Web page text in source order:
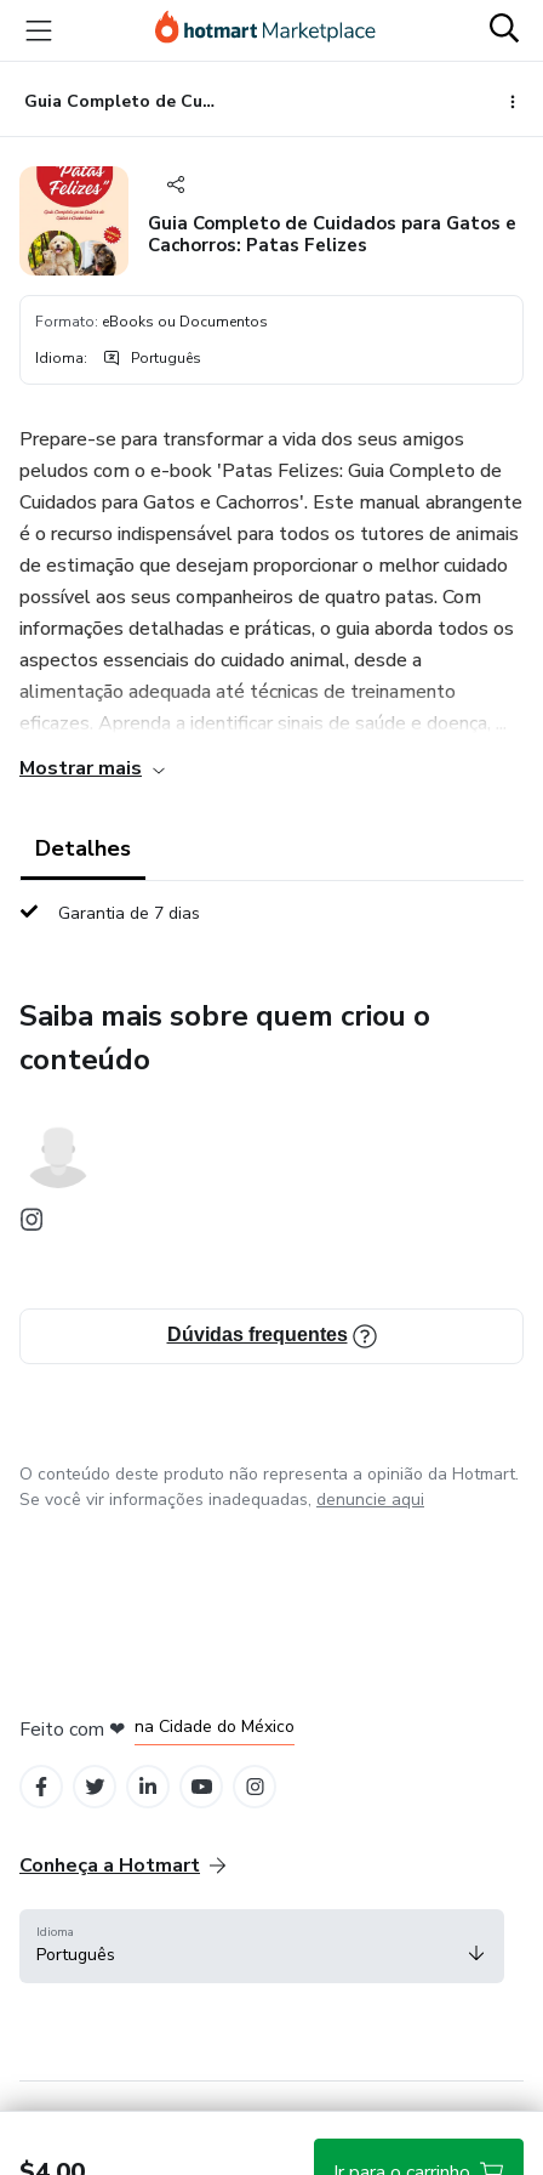
para
conteúdo
principal
para
pagamento
para
rodapé
Guia Completo de Cuidados para Gatos e Cachorros: Patas Felizes
Guia Completo de Cuidados para Gatos e
Cachorros: Patas Felizes
Formato: eBooks ou Documentos
Idioma: Português
Prepare-se para transformar a vida dos seus amigos
peludos com o e-book 'Patas Felizes: Guia Completo de
Cuidados para Gatos e Cachorros'. Este manual abrangente
é o recurso indispensável para todos os tutores de animais
de estimação que desejam proporcionar o melhor cuidado
possível aos seus companheiros de quatro patas. Com
informações detalhadas e práticas, o guia aborda todos os
aspectos essenciais do cuidado animal, desde a
alimentação adequada até técnicas de treinamento
eficazes. Aprenda a identificar sinais de saúde e doença, ...
Mostrar mais
Detalhes
Garantia de 7 dias
Saiba mais sobre quem criou o
conteúdo
Dúvidas frequentes
O conteúdo deste produto não representa a opinião da Hotmart.
Se você vir informações inadequadas, denuncie aqui
Feito com ❤ na Cidade do México
Conheça a Hotmart
Idioma
Português